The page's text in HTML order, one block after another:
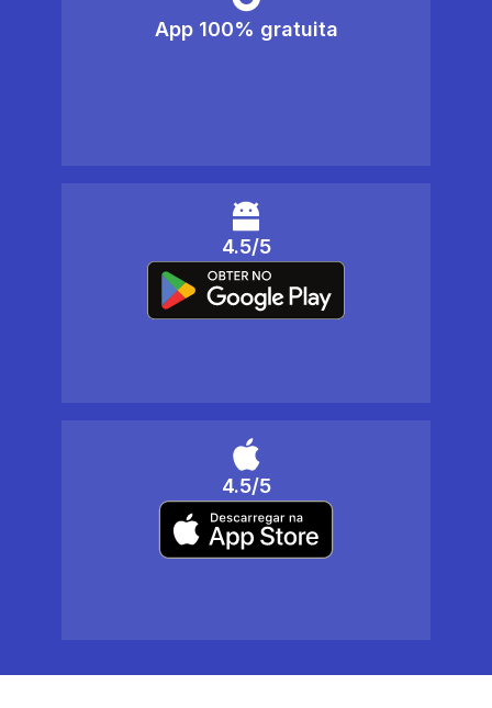
App 100% gratuita
4.5/5
4.5/5